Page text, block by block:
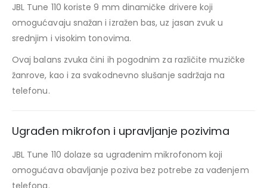
JBL Tune 110 koriste 9 mm dinamičke drivere koji
omogućavaju snažan i izražen bas, uz jasan zvuk u
srednjim i visokim tonovima.
Ovaj balans zvuka čini ih pogodnim za različite muzičke
žanrove, kao i za svakodnevno slušanje sadržaja na
telefonu.
Ugrađen mikrofon i upravljanje pozivima
JBL Tune 110 dolaze sa ugrađenim mikrofonom koji
omogućava obavljanje poziva bez potrebe za vađenjem
telefona.